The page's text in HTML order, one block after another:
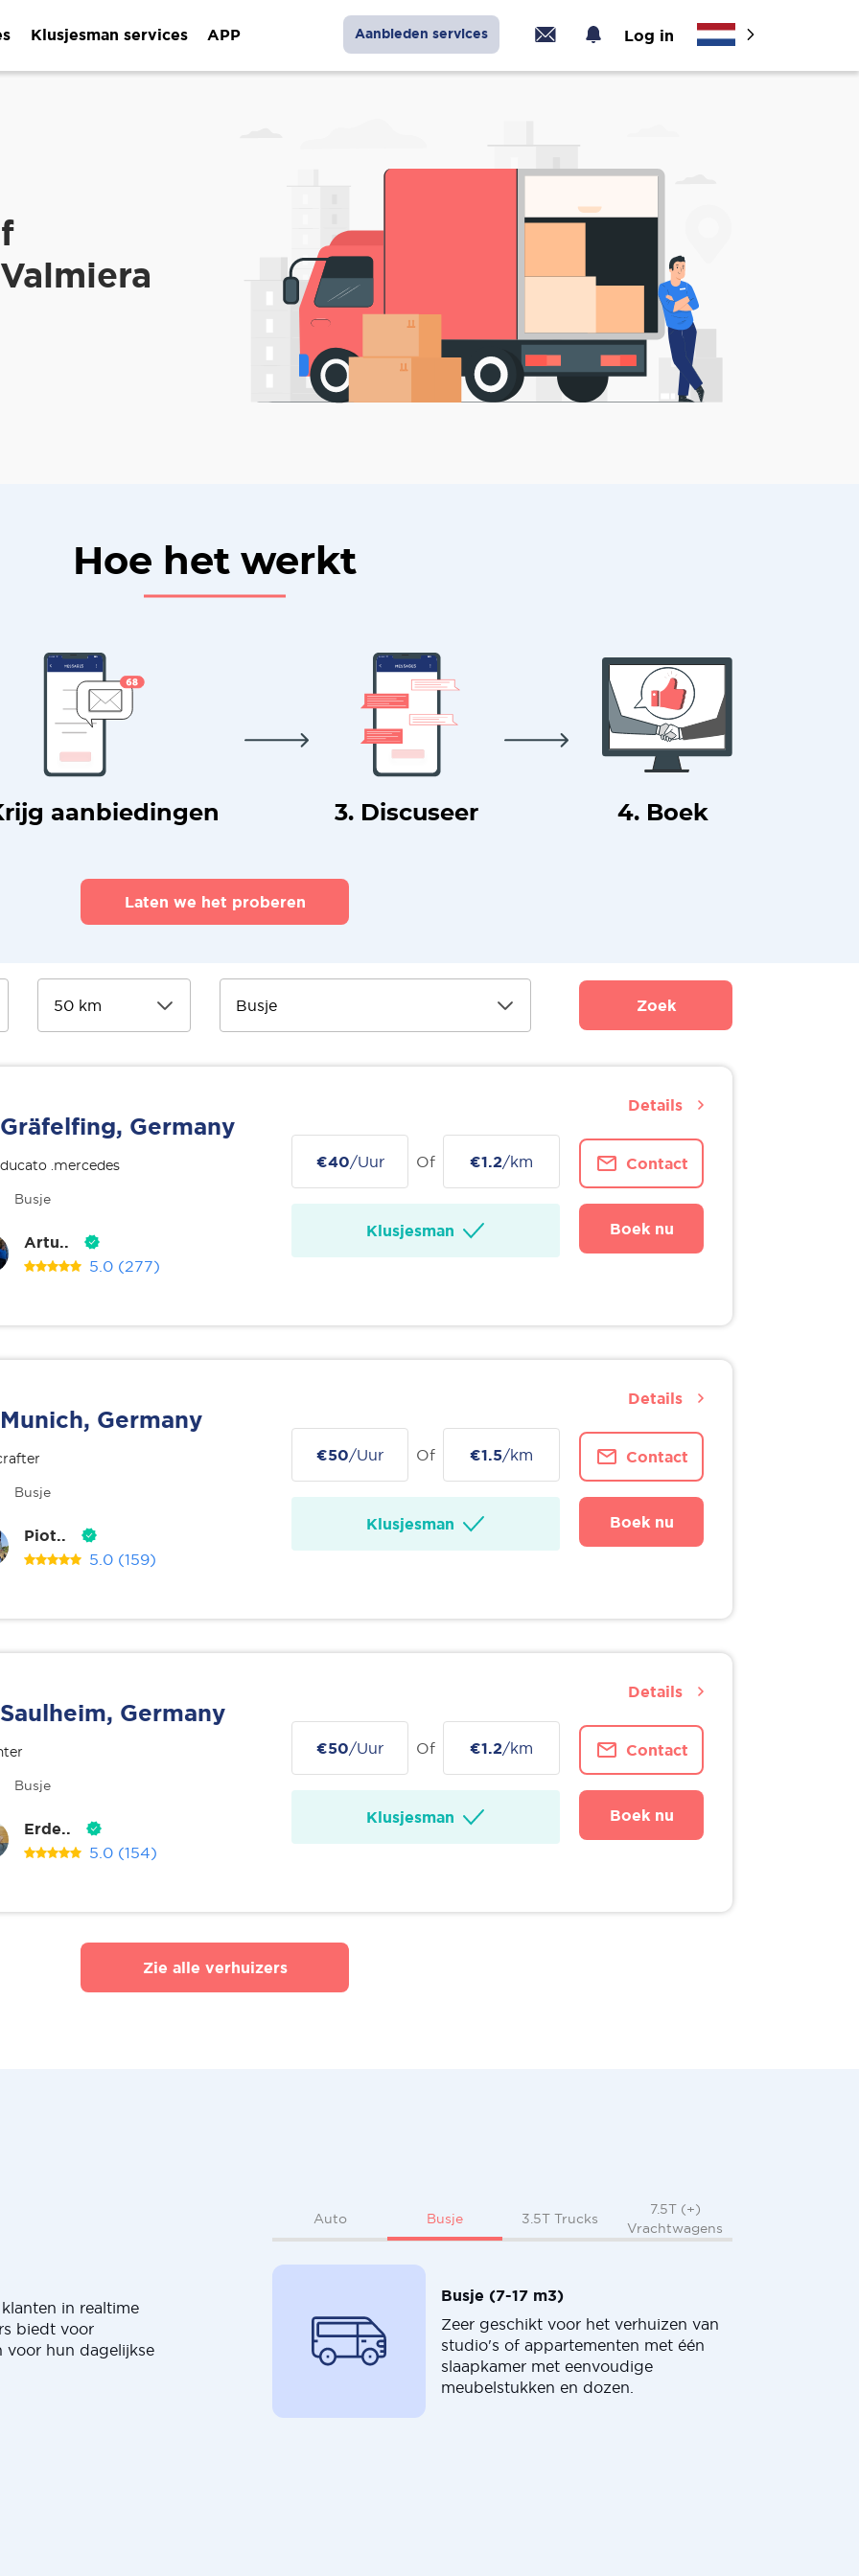
Klusjesman services APP Aanbieden services Log in
Hoe het werkt
aanbiedingen 3. Discuseer 4. Boek
Laten we het proberen
Zoek
Gräfelfing, Germany
.mercedes
Busje
Artu..
5.0 (277)
€40/Uur Of €1.2/km
Klusjesman
Contact
Boek nu
Details
Munich, Germany
Busje
Piot..
5.0 (159)
€50/Uur Of €1.5/km
Klusjesman
Contact
Boek nu
Details
Saulheim, Germany
Busje
Erde..
5.0 (154)
€50/Uur Of €1.2/km
Klusjesman
Contact
Boek nu
Details
Zie alle verhuizers
in realtime
biedt voor
voor hun dagelijkse
Auto Busje 3.5T Trucks
7.5T (+)
Vrachtwagens
Busje (7-17 m3)
Zeer geschikt voor het verhuizen van
studio's of appartementen met één
slaapkamer met eenvoudige
meubelstukken en dozen.